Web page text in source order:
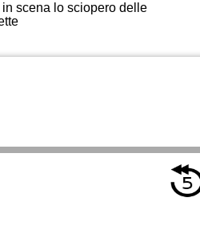
in scena lo sciopero delle